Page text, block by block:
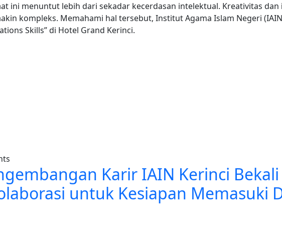
ini menuntut lebih dari sekadar kecerdasan intelektual. Kreativitas
kompleks. Memahami hal tersebut, Institut Agama Islam Negeri
Skills” di Hotel Grand Kerinci.
dan Inovasi, Siap Raih Masa Depan Sukses
Karir IAIN Kerinci
untuk Kesiapan Memasuki